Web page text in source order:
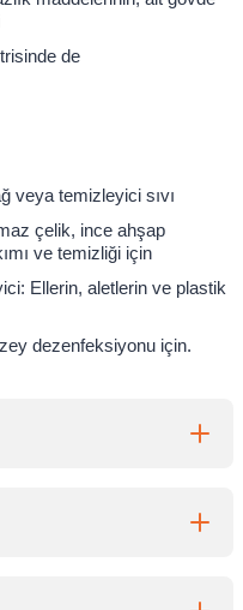
de
veya temizleyici sıvı
çelik, ince ahşap
ve temizliği için
Ellerin, aletlerin ve plastik
dezenfeksiyonu için.